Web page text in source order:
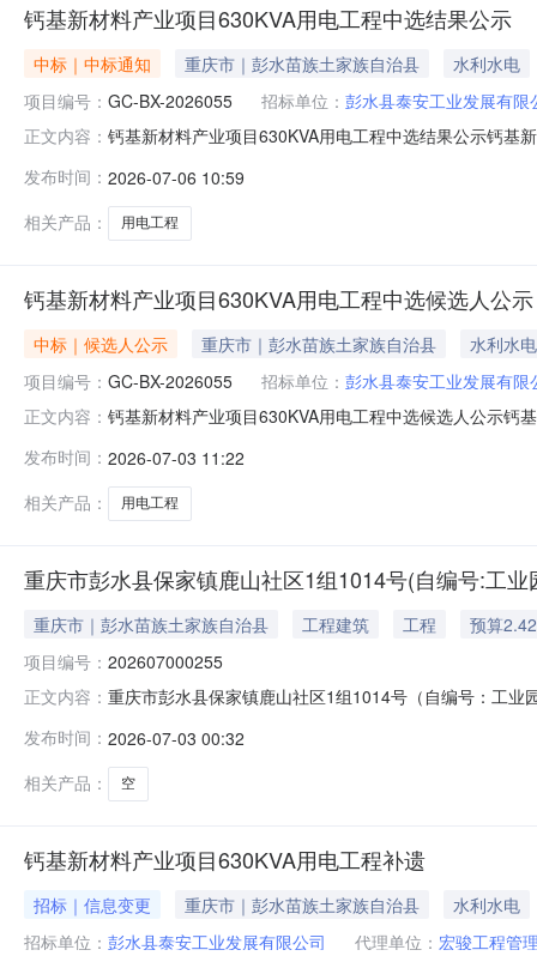
钙基新材料产业项目630KVA用电工程中选结果公示
中标｜中标通知 重庆市｜彭水苗族土家族自治县
水利水电
项目编号： GC-BX-2026055 招标单位： 彭水县泰安工业发展有限
正文内容： 钙基新材料产业项目630KVA用电工程中选结果公示钙基
用代码91350102MA33U3P570中标人信息名称重庆市
发布时间： 2026-07-06 10:59
相关产品：
用电工程
钙基新材料产业项目630KVA用电工程中选候选人公示
中标｜候选人公示 重庆市｜彭水苗族土家族自治县
水利水电
项目编号： GC-BX-2026055 招标单位： 彭水县泰安工业发展有限
正文内容： 钙基新材料产业项目630KVA用电工程中选候选人公示钙
骏工程管理有限公司比选代理机构联系电话023-
发布时间： 2026-07-03 11:22
相关产品：
用电工程
重庆市彭水县保家镇鹿山社区1组1014号(自编号:工
重庆市｜彭水苗族土家族自治县 工程建筑 工程
预算
项目编号： 202607000255
正文内容： 重庆市彭水县保家镇鹿山社区1组1014号（自编号：工
彭水苗族土家族自治县资产类别房产租赁招租方承诺标
发布时间： 2026-07-03 00:32
相关产品：
空
钙基新材料产业项目630KVA用电工程补遗
招标｜信息变更 重庆市｜彭水苗族土家族自治县
水利水电
招标单位： 彭水县泰安工业发展有限公司 代理单位： 宏骏工程管